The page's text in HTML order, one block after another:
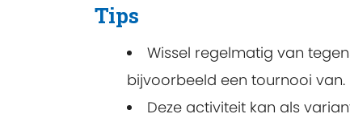
Tips
Wissel regelmatig van
bijvoorbeeld een tournooi van.
Deze activiteit kan als